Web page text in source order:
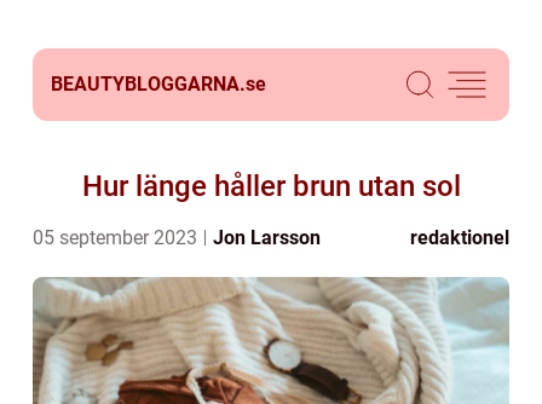
BEAUTYBLOGGARNA.se
Hur länge håller brun utan sol
05 september 2023 Jon Larsson redaktionel